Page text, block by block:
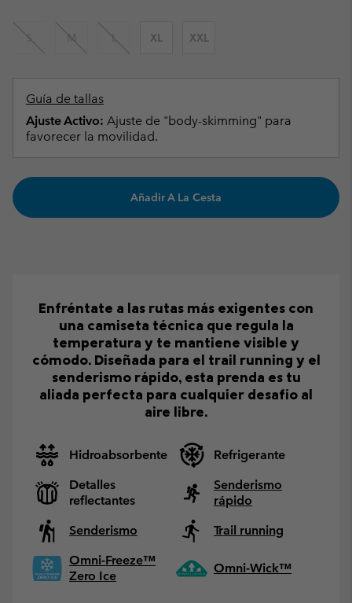
S M L XL XXL
Guía de tallas
Ajuste Activo: Ajuste de "body-skimming" para
favorecer la movilidad.
Añadir A La Cesta
Enfréntate a las rutas más exigentes con
una camiseta técnica que regula la
temperatura y te mantiene visible y
cómodo. Diseñada para el trail running y el
senderismo rápido, esta prenda es tu
aliada perfecta para cualquier desafío al
aire libre.
Hidroabsorbente
Refrigerante
Detalles
reflectantes
Senderismo
rápido
Senderismo
Trail running
Omni-Freeze™
Zero Ice
Omni-Wick™